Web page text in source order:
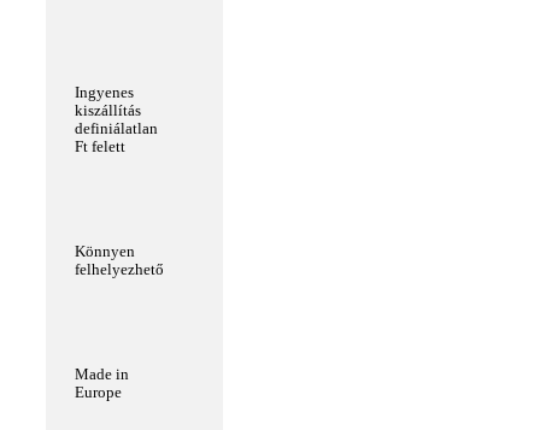
Ingyenes
kiszállítás
definiálatlan
Ft felett
Könnyen
felhelyezhető
Made in
Europe